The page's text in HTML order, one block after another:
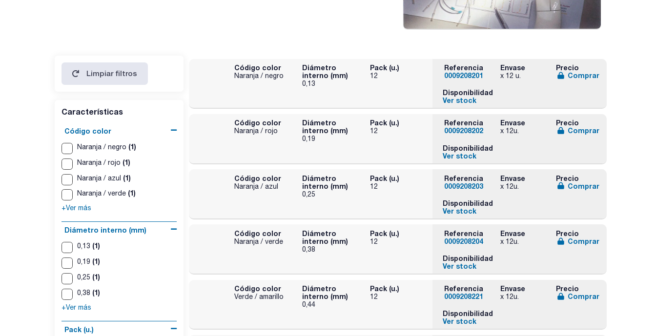
Limpiar filtros
Características
Código color
Naranja / negro (1)
Naranja / rojo (1)
Naranja / azul (1)
Naranja / verde (1)
+Ver más
Diámetro interno (mm)
0,13 (1)
0,19 (1)
0,25 (1)
0,38 (1)
+Ver más
Pack (u.)
Código color
Naranja / negro
Diámetro
interno (mm)
0,13
Pack (u.)
12
Referencia
0009208201
Envase
x 12 u.
Precio
Comprar
Disponibilidad
Ver stock
Código color
Naranja / rojo
Diámetro
interno (mm)
0,19
Pack (u.)
12
Referencia
0009208202
Envase
x 12u.
Precio
Comprar
Disponibilidad
Ver stock
Código color
Naranja / azul
Diámetro
interno (mm)
0,25
Pack (u.)
12
Referencia
0009208203
Envase
x 12u.
Precio
Comprar
Disponibilidad
Ver stock
Código color
Naranja / verde
Diámetro
interno (mm)
0,38
Pack (u.)
12
Referencia
0009208204
Envase
x 12u.
Precio
Comprar
Disponibilidad
Ver stock
Código color
Verde / amarillo
Diámetro
interno (mm)
0,44
Pack (u.)
12
Referencia
0009208221
Envase
x 12u.
Precio
Comprar
Disponibilidad
Ver stock